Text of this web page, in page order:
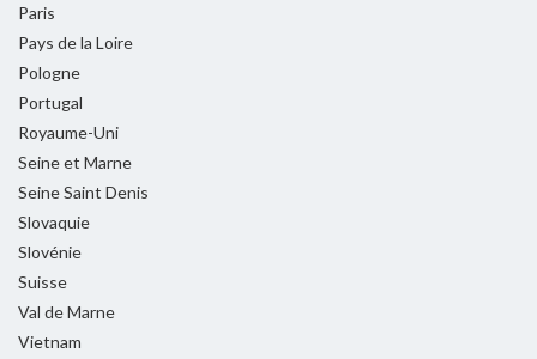
Paris
Pays de la Loire
Pologne
Portugal
Royaume-Uni
Seine et Marne
Seine Saint Denis
Slovaquie
Slovénie
Suisse
Val de Marne
Vietnam